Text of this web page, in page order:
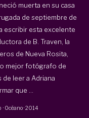
muerta en su casa
de septiembre de
escribir esta excelente
de B. Traven, la
de Nueva Rosita,
mejor fotógrafo de
de leer a Adriana
que ...
· Océano·2014